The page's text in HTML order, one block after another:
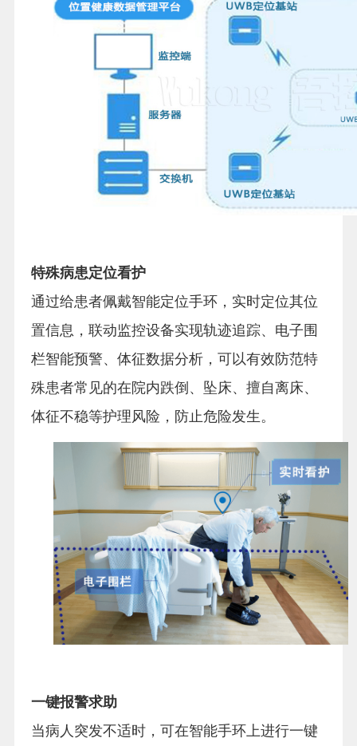
特殊病患定位看护
通过给患者佩戴智能定位手环，实时定位其位
置信息，联动监控设备实现轨迹追踪、电子围
栏智能预警、体征数据分析，可以有效防范特
殊患者常见的在院内跌倒、坠床、擅自离床、
体征不稳等护理风险，防止危险发生。
一键报警求助
当病人突发不适时，可在智能手环上进行一键